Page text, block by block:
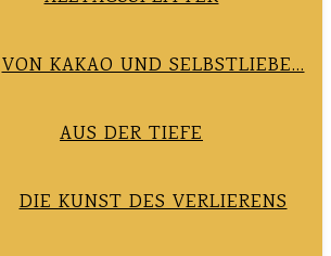
VON KAKAO UND SELBSTLIEBE…
AUS DER TIEFE
DIE KUNST DES VERLIERENS